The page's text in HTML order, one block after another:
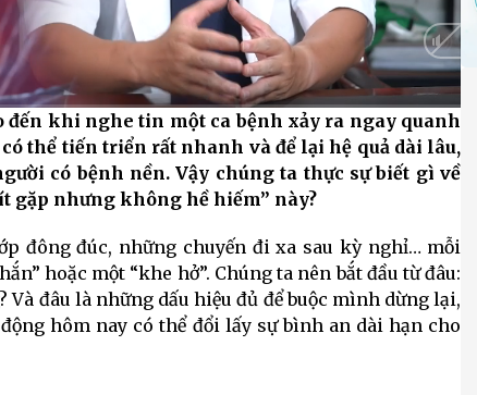
HD Auto
khi nghe tin một ca bệnh xảy ra ngay quanh
thể tiến triển rất nhanh và để lại hệ quả dài lâu,
có bệnh nền. Vậy chúng ta thực sự biết gì về
gặp nhưng không hề hiếm” này?
đông đúc, những chuyến đi xa sau kỳ nghỉ… mỗi
hoặc một “khe hở”. Chúng ta nên bắt đầu từ đâu:
Và đâu là những dấu hiệu đủ để buộc mình dừng lại,
hôm nay có thể đổi lấy sự bình an dài hạn cho